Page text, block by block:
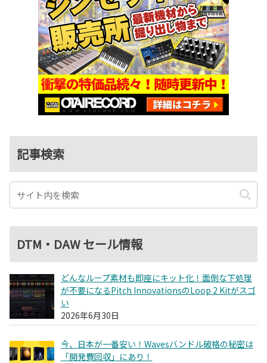
記事検索
DTM・DAW セール情報
どんなループ素材も即座にキット化！面倒な下処理
が不要になるPitch InnovationsのLoop 2 Kitがスゴ
い
2026年6月30日
今、日本が一番安い！Wavesバンドル破格の秘密は
「開発費回収」にあり！